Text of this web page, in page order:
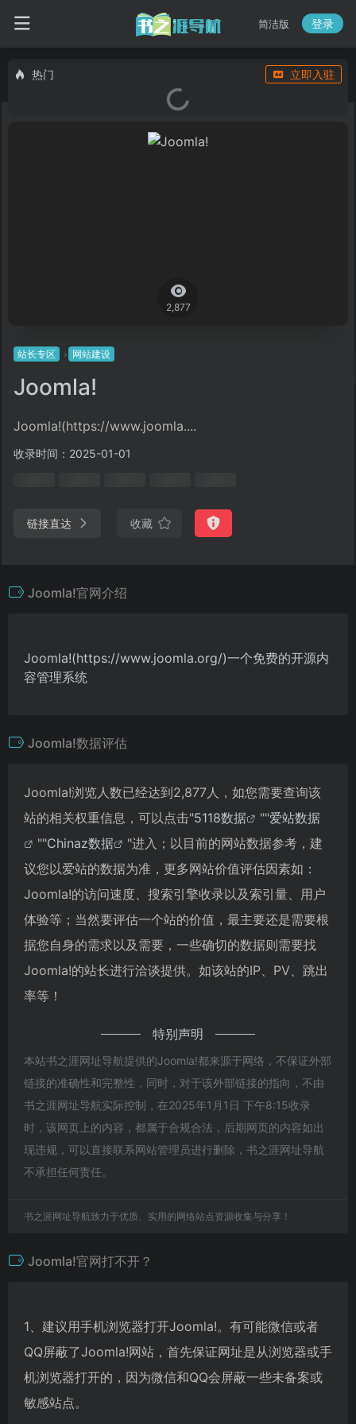
简洁版 登录
热门 立即入驻
2,877
站长专区 网站建设
Joomla!
Joomla!(https://www.joomla....
收录时间：2025-01-01
链接直达 收藏
Joomla!官网介绍
Joomla!(https://www.joomla.org/)一个免费的开源内
容管理系统
Joomla!数据评估
Joomla!浏览人数已经达到2,877人，如您需要查询该
站的相关权重信息，可以点击"5118数据 ""爱站数据
""Chinaz数据
"进入；以目前的网站数据参考，建
议您以爱站的数据为准，更多网站价值评估因素如：
Joomla!的访问速度、搜索引擎收录以及索引量、用户
体验等；当然要评估一个站的价值，最主要还是需要根
据您自身的需求以及需要，一些确切的数据则需要找
Joomla!的站长进行洽谈提供。如该站的IP、PV、跳出
率等！
特别声明
本站书之涯网址导航提供的Joomla!都来源于网络，不保证外部
链接的准确性和完整性，同时，对于该外部链接的指向，不由
书之涯网址导航实际控制，在2025年1月1日 下午8:15收录
时，该网页上的内容，都属于合规合法，后期网页的内容如出
现违规，可以直接联系网站管理员进行删除，书之涯网址导航
不承担任何责任。
书之涯网址导航致力于优质、实用的网络站点资源收集与分享！
Joomla!官网打不开？
1、建议用手机浏览器打开Joomla!。有可能微信或者
QQ屏蔽了Joomla!网站，首先保证网址是从浏览器或手
机浏览器打开的，因为微信和QQ会屏蔽一些未备案或
敏感站点。